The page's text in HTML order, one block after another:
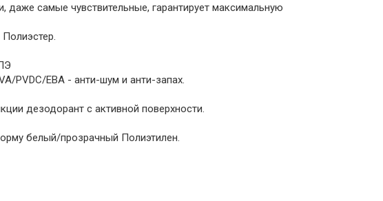
самые чувствительные, гарантирует максимальную
PVDC/ЕВА - анти-шум и анти-запах.
дезодорант с активной поверхности.
белый/прозрачный Полиэтилен.